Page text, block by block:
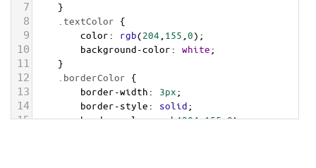
7 }
8 .textColor {
9 color: rgb(204 155 0);
10 background-color: white;
11 }
12 .borderColor {
13 border-width: 3px;
14 border-style: solid;
15 border-color: rgb(204,155,0);